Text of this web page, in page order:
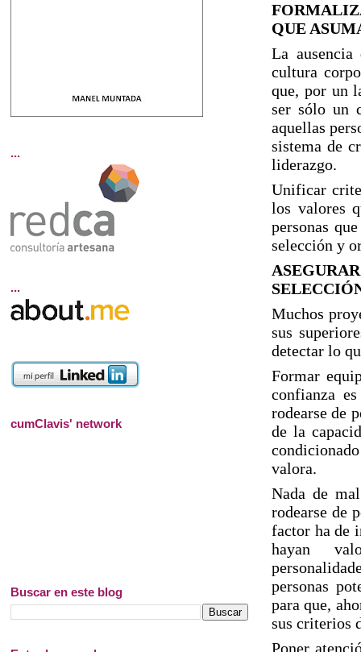
QUE
La ausencia
cultura
que, por un
ser sólo un
aquellas
sistema de
liderazgo.
Unificar
los valores
personas
selección y
Muchos
sus
detectar lo
Formar
confianza
rodearse de
de la
valora.
Nada de
rodearse de
factor ha de
hayan
personas
para que,
sus criterios
Poner
...
...
cumClavis' network
Buscar en este blog